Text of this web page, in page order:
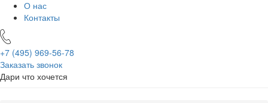
О нас
Контакты
+7 (495) 969-56-78
Заказать звонок
Дари что хочется